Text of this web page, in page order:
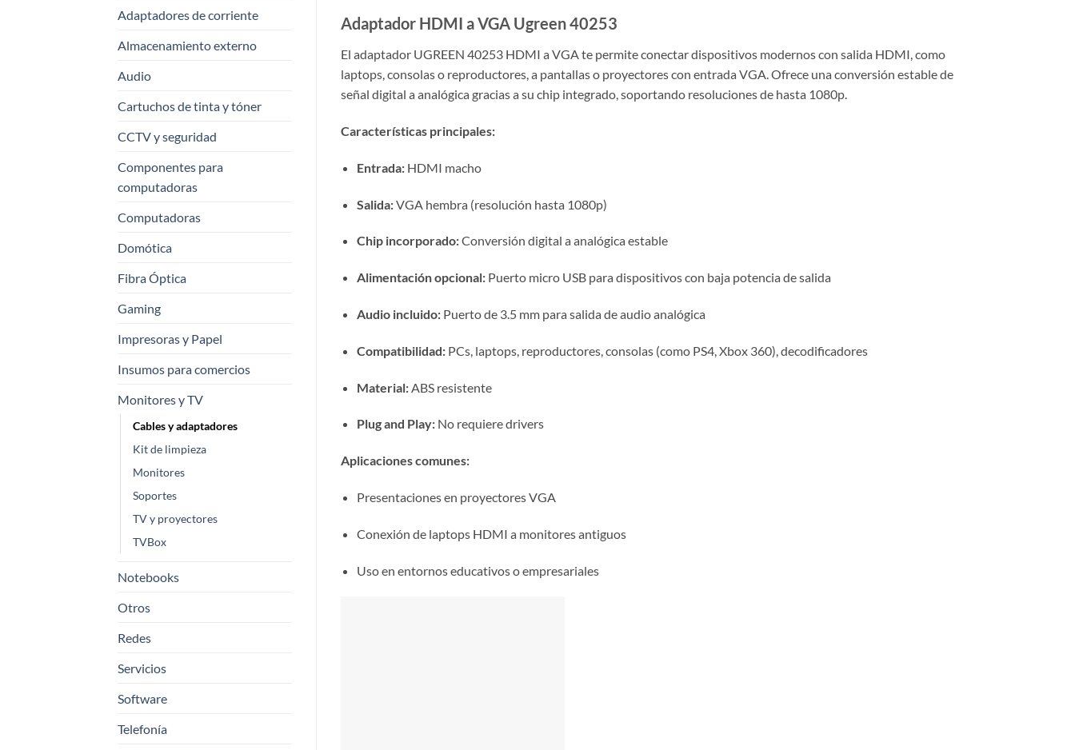
Adaptadores de corriente
Almacenamiento externo
Audio
Cartuchos de tinta y tóner
CCTV y seguridad
Componentes para
computadoras
Computadoras
Domótica
Fibra Óptica
Gaming
Impresoras y Papel
Insumos para comercios
Monitores y TV
Cables y adaptadores
Kit de limpieza
Monitores
Soportes
TV y proyectores
TVBox
Notebooks
Otros
Redes
Servicios
Software
Telefonía
Adaptador HDMI a VGA Ugreen 40253
El adaptador UGREEN 40253 HDMI a VGA te permite conectar dispositivos modernos con salida HDMI, como
laptops, consolas o reproductores, a pantallas o proyectores con entrada VGA. Ofrece una conversión estable de
señal digital a analógica gracias a su chip integrado, soportando resoluciones de hasta 1080p.
Características principales:
Entrada: HDMI macho
Salida:VGA hembra (resolución hasta 1080p)
Chip incorporado:Conversión digital a analógica estable
Alimentación opcional: Puerto micro USB para dispositivos con baja potencia de salida
Audio incluido: Puerto de 3.5 mm para salida de audio analógica
Compatibilidad: PCs, laptops, reproductores, consolas (como PS4, Xbox 360), decodificadores
Material: ABS resistente
Plug and Play: No requiere drivers
Aplicaciones comunes:
Presentaciones en proyectores VGA
Conexión de laptops HDMI a monitores antiguos
Uso en entornos educativos o empresariales